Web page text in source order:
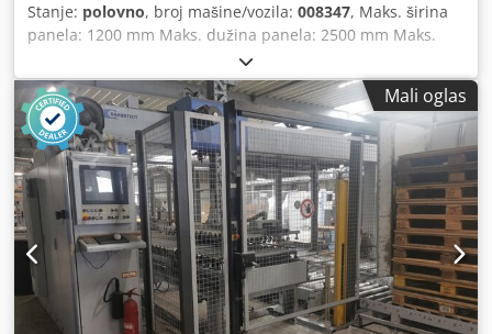
Stanje: polovno, broj mašine/vozila: 008347, Maks. širina
panela: 1200 mm Maks. dužina panela: 2500 mm Maks.
visina stoga panela iznad tla: 1600 mm Kapacitet
podizanja: 50 kg Radni kapacitet: 16 ciklusa/min Sistem za
pomeranje: sa vakuumskim elementima Dkjdpoyngzpjfx
Aager
Mali oglas